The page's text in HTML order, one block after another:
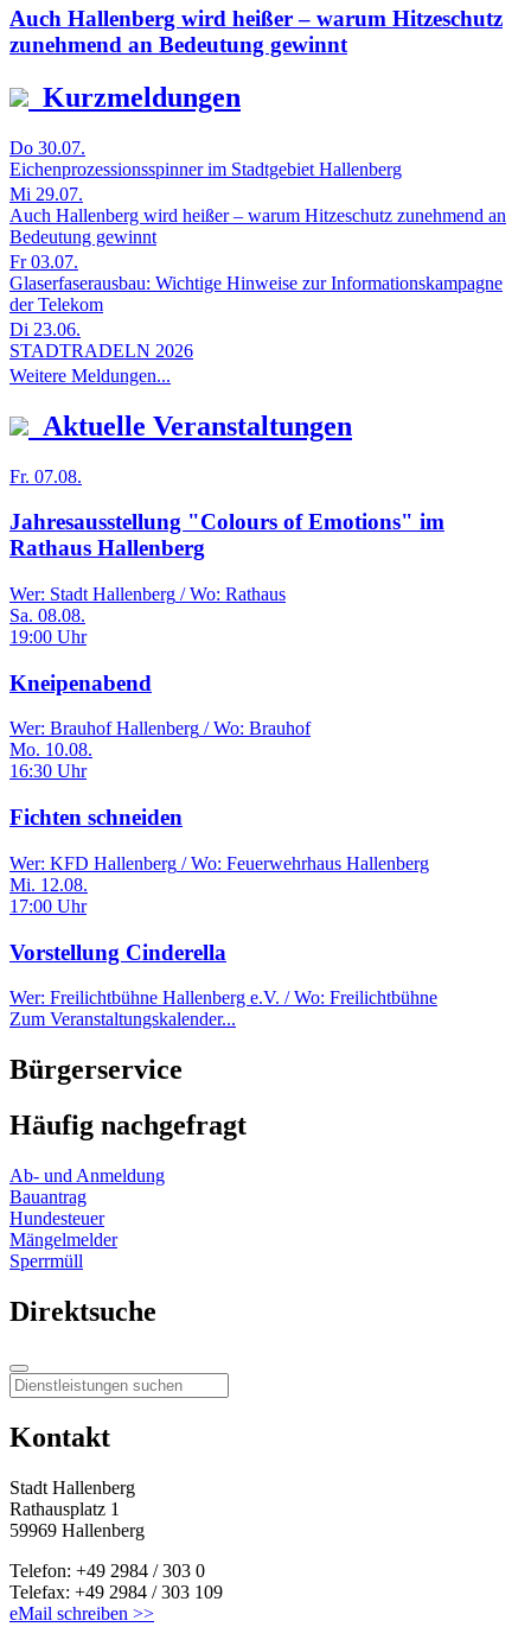
Auch Hallenberg wird heißer – warum Hitzeschutz
zunehmend an Bedeutung gewinnt
Kurzmeldungen
Do 30.07.
Eichenprozessionsspinner im Stadtgebiet Hallenberg
Mi 29.07.
Auch Hallenberg wird heißer – warum Hitzeschutz zunehmend an
Bedeutung gewinnt
Fr 03.07.
Glaserfaserausbau: Wichtige Hinweise zur Informationskampagne
der Telekom
Di 23.06.
STADTRADELN 2026
Weitere Meldungen...
Aktuelle Veranstaltungen
Fr. 07.08.
Jahresausstellung "Colours of Emotions" im
Rathaus Hallenberg
Wer: Stadt Hallenberg / Wo: Rathaus
Sa. 08.08.
19:00 Uhr
Kneipenabend
Wer: Brauhof Hallenberg / Wo: Brauhof
Mo. 10.08.
16:30 Uhr
Fichten schneiden
Wer: KFD Hallenberg / Wo: Feuerwehrhaus Hallenberg
Mi. 12.08.
17:00 Uhr
Vorstellung Cinderella
Wer: Freilichtbühne Hallenberg e.V. / Wo: Freilichtbühne
Zum Veranstaltungskalender...
Bürgerservice
Häufig nachgefragt
Ab- und Anmeldung
Bauantrag
Hundesteuer
Mängelmelder
Sperrmüll
Direktsuche
Kontakt
Stadt Hallenberg
Rathausplatz 1
59969 Hallenberg
Telefon: +49 2984 / 303 0
Telefax: +49 2984 / 303 109
eMail schreiben >>